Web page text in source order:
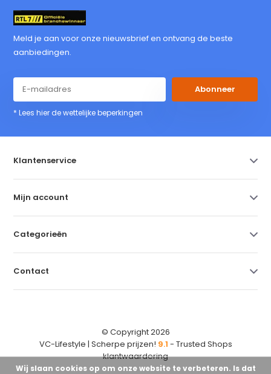
Meld je aan voor onze nieuwsbrief en ontvang de beste
aanbiedingen.
Abonneer
* Lees hier de wettelijke beperkingen
Klantenservice
Mijn account
Categorieën
Contact
© Copyright 2026
VC-Lifestyle | Scherpe prijzen! 9.1 - Trusted Shops
klantwaardering
Wij slaan cookies op om onze website te verbeteren. Is dat